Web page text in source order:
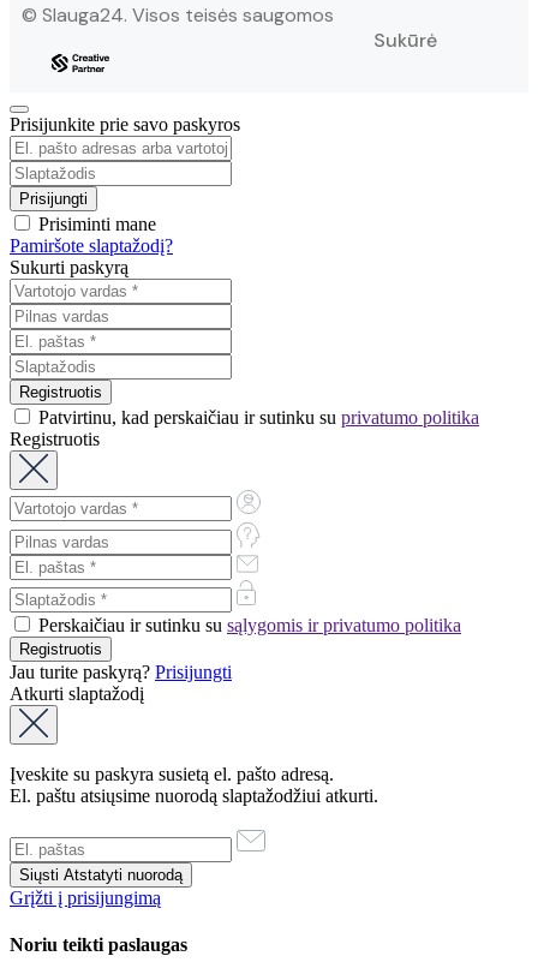
© Slauga24. Visos teisės saugomos
Sukūrė
Prisijunkite prie savo paskyros
Prisiminti mane
Pamiršote slaptažodį?
Sukurti paskyrą
Patvirtinu, kad perskaičiau ir sutinku su privatumo politika
Registruotis
Perskaičiau ir sutinku su sąlygomis ir privatumo politika
Jau turite paskyrą? Prisijungti
Atkurti slaptažodį
Įveskite su paskyra susietą el. pašto adresą.
El. paštu atsiųsime nuorodą slaptažodžiui atkurti.
Grįžti į prisijungimą
Noriu teikti paslaugas